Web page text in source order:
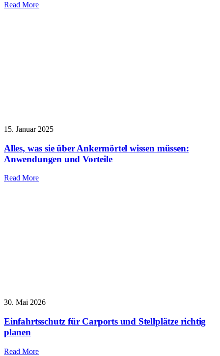
Read More
15. Januar 2025
Alles, was sie über Ankermörtel wissen müssen:
Anwendungen und Vorteile
Read More
30. Mai 2026
Einfahrtsschutz für Carports und Stellplätze richtig
planen
Read More